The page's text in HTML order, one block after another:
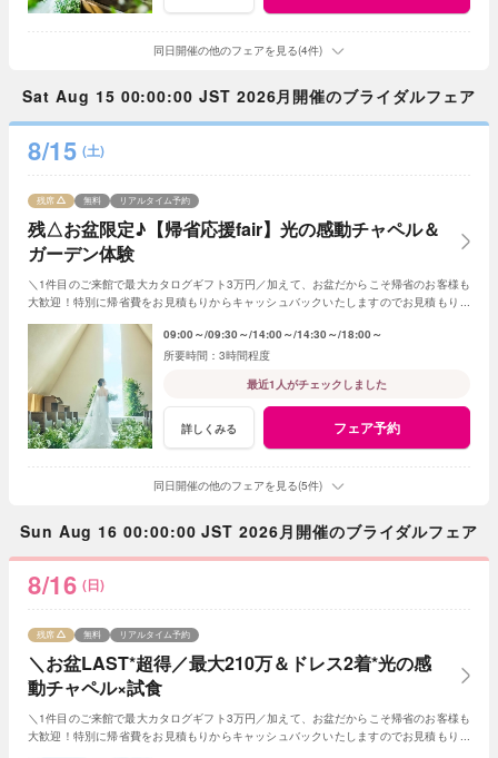
同日開催の他のフェアを見る(4件)
Sat Aug 15 00:00:00 JST 2026月開催のブライダルフェア
8/15 (土)
残△お盆限定♪【帰省応援fair】光の感動チャペル＆
ガーデン体験
残席 無料 リアルタイム予約
＼1件目のご来館で最大カタログギフト3万円／加えて、お盆だからこそ帰省のお客様も
大歓迎！特別に帰省費をお見積もりからキャッシュバックいたしますのでお見積もり作
09:00～ 09:30～ 14:00～ 14:30～ 18:00～
3時間程度
最近1人がチェックしました
詳しくみる フェア予約
同日開催の他のフェアを見る(5件)
Sun Aug 16 00:00:00 JST 2026月開催のブライダルフェア
8/16 (日)
＼お盆LAST*超得／最大210万＆ドレス2着*光の感
動チャペル×試食
残席 無料 リアルタイム予約
＼1件目のご来館で最大カタログギフト3万円／加えて、お盆だからこそ帰省のお客様も
大歓迎！特別に帰省費をお見積もりからキャッシュバックいたしますのでお見積もり作